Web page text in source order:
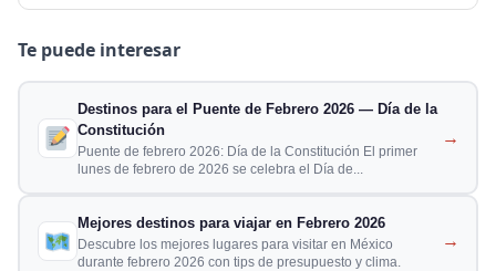
Te puede interesar
Destinos para el Puente de Febrero 2026 — Día de la
Constitución
Puente de febrero 2026: Día de la Constitución El primer
lunes de febrero de 2026 se celebra el Día de...
→
Mejores destinos para viajar en Febrero 2026
Descubre los mejores lugares para visitar en México
durante febrero 2026 con tips de presupuesto y clima.
→